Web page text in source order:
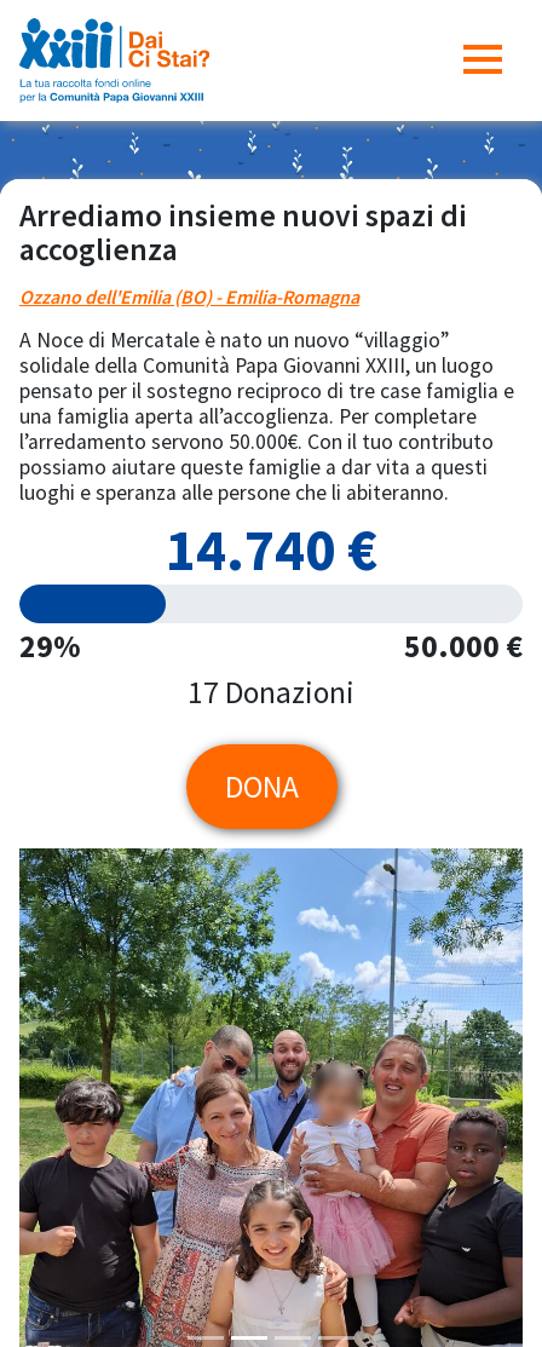
Arrediamo insieme nuovi spazi di
accoglienza
Ozzano dell'Emilia (BO) - Emilia-Romagna
A Noce di Mercatale è nato un nuovo “villaggio”
solidale della Comunità Papa Giovanni XXIII, un luogo
pensato per il sostegno reciproco di tre case famiglia e
una famiglia aperta all’accoglienza. Per completare
l’arredamento servono 50.000€. Con il tuo contributo
possiamo aiutare queste famiglie a dar vita a questi
luoghi e speranza alle persone che li abiteranno.
14.740 €
29%
50.000 €
17 Donazioni
DONA